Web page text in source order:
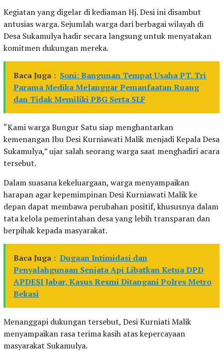
Kegiatan yang digelar di kediaman Hj. Desi ini disambut
antusias warga. Sejumlah warga dari berbagai wilayah di
Desa Sukamulya hadir secara langsung untuk menyatakan
komitmen dukungan mereka.
Baca Juga : Soni: Bangunan Tempat Usaha PT. Tri
Parama Medika Melanggar Pemanfaatan Ruang
dan Tidak Memiliki PBG Serta SLF
“Kami warga Bungur Satu siap menghantarkan
kemenangan Ibu Desi Kurniawati Malik menjadi Kepala Desa
Sukamulya,” ujar salah seorang warga saat menghadiri acara
tersebut.
Dalam suasana kekeluargaan, warga menyampaikan
harapan agar kepemimpinan Desi Kurniawati Malik ke
depan dapat membawa perubahan positif, khususnya dalam
tata kelola pemerintahan desa yang lebih transparan dan
berpihak kepada masyarakat.
Baca Juga : Dugaan Intimidasi dan
Penyalahgunaan Senjata Api Libatkan Ketua DPD
APDESI Jabar, Kasus Resmi Ditangani Polres Metro
Bekasi
Menanggapi dukungan tersebut, Desi Kurniati Malik
menyampaikan rasa terima kasih atas kepercayaan
masyarakat Sukamulya.